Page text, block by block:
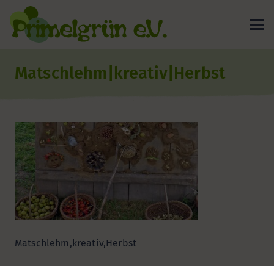
Matschlehm|kreativ|Herbst
Matschlehm,kreativ,Herbst